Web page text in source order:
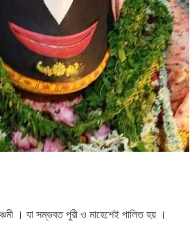
। যা সম্ভবত পুরী ও মাহেশেই পালিত হয় ।